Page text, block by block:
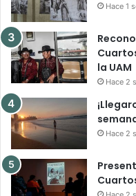
Hace 1
la UAM
Hace 2
Hace 2